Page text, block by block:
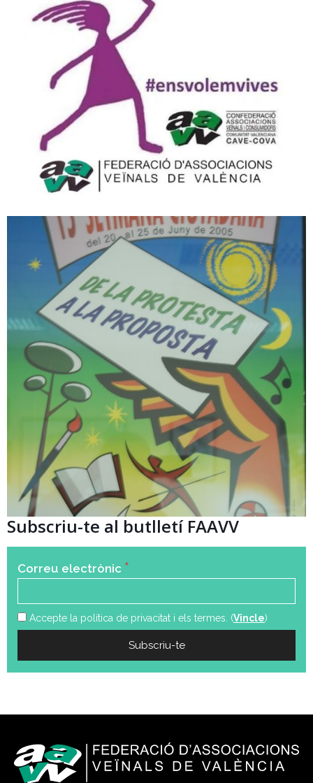
Subscriu-te al butlletí FAAVV
Correu electrònic *
Accepte la política de privacitat i els termes. (Vincle)